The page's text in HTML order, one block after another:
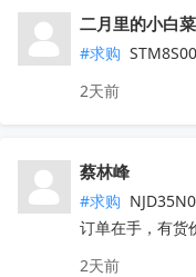
二月里的小白菜
#求购
2天前
蔡林峰
#求购
订单在手，有货
2天前